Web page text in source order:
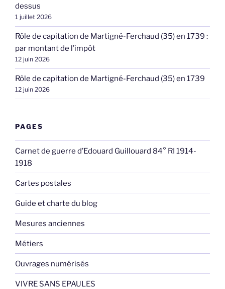
dessus
1 juillet 2026
Rôle de capitation de Martigné-Ferchaud (35) en 1739 :
par montant de l’impôt
12 juin 2026
Rôle de capitation de Martigné-Ferchaud (35) en 1739
12 juin 2026
PAGES
Carnet de guerre d’Edouard Guillouard 84° RI 1914-
1918
Cartes postales
Guide et charte du blog
Mesures anciennes
Métiers
Ouvrages numérisés
VIVRE SANS EPAULES